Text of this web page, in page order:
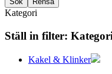
Kategori
Ställ in filter: Kategori
Kakel & Klinker